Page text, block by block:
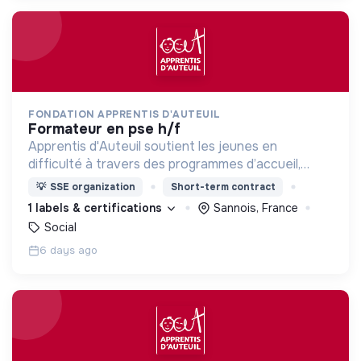
FONDATION APPRENTIS D'AUTEUIL
formateur en pse h/f
Apprentis d'Auteuil soutient les jeunes en
difficulté à travers des programmes d’accueil,
d’éducation, de formation et d’insertion pour leur
permettre de devenir des hommes et des femmes
debout.
💡 SSE organization Short-term contract
1 labels & certifications
Sannois, France
Social
6 days ago